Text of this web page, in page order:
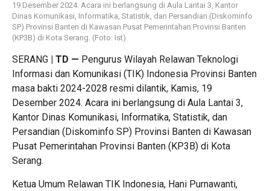
19 Desember 2024. Acara ini berlangsung di Aula Lantai 3, Kantor
Dinas Komunikasi, Informatika, Statistik, dan Persandian (Diskominfo
SP) Provinsi Banten di Kawasan Pusat Pemerintahan Provinsi Banten
(KP3B) di Kota Serang. (Foto: Ist)
SERANG | TD — Pengurus Wilayah Relawan Teknologi
Informasi dan Komunikasi (TIK) Indonesia Provinsi Banten
masa bakti 2024-2028 resmi dilantik, Kamis, 19
Desember 2024. Acara ini berlangsung di Aula Lantai 3,
Kantor Dinas Komunikasi, Informatika, Statistik, dan
Persandian (Diskominfo SP) Provinsi Banten di Kawasan
Pusat Pemerintahan Provinsi Banten (KP3B) di Kota
Serang.
Ketua Umum Relawan TIK Indonesia, Hani Purnawanti,